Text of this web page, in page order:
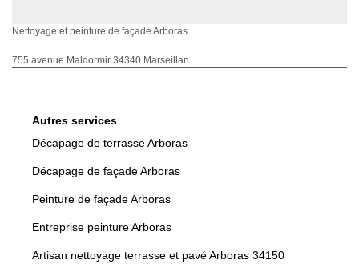
Nettoyage et peinture de façade Arboras
755 avenue Maldormir 34340 Marseillan
Autres services
Décapage de terrasse Arboras
Décapage de façade Arboras
Peinture de façade Arboras
Entreprise peinture Arboras
Artisan nettoyage terrasse et pavé Arboras 34150